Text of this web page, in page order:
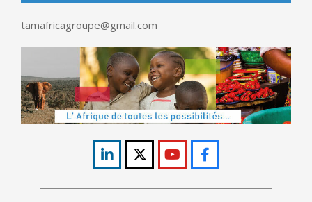
tamafricagroupe@gmail.com